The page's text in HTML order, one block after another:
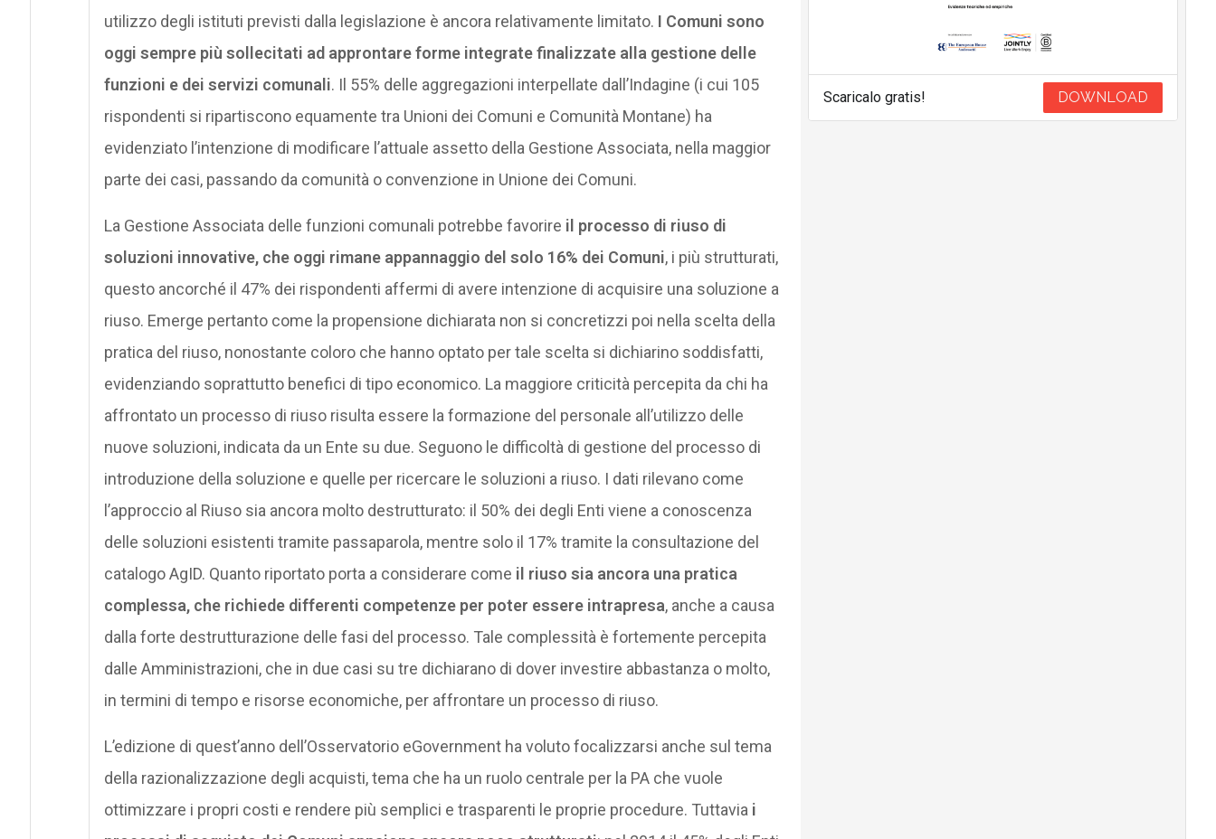
utilizzo degli istituti previsti dalla legislazione è ancora relativamente limitato. I Comuni sono
oggi sempre più sollecitati ad approntare forme integrate finalizzate alla gestione delle
funzioni e dei servizi comunali. Il 55% delle aggregazioni interpellate dall’Indagine (i cui 105
rispondenti si ripartiscono equamente tra Unioni dei Comuni e Comunità Montane) ha
evidenziato l’intenzione di modificare l’attuale assetto della Gestione Associata, nella maggior
parte dei casi, passando da comunità o convenzione in Unione dei Comuni.
La Gestione Associata delle funzioni comunali potrebbe favorire il processo di riuso di
soluzioni innovative, che oggi rimane appannaggio del solo 16% dei Comuni, i più strutturati,
questo ancorché il 47% dei rispondenti affermi di avere intenzione di acquisire una soluzione a
riuso. Emerge pertanto come la propensione dichiarata non si concretizzi poi nella scelta della
pratica del riuso, nonostante coloro che hanno optato per tale scelta si dichiarino soddisfatti,
evidenziando soprattutto benefici di tipo economico. La maggiore criticità percepita da chi ha
affrontato un processo di riuso risulta essere la formazione del personale all’utilizzo delle
nuove soluzioni, indicata da un Ente su due. Seguono le difficoltà di gestione del processo di
introduzione della soluzione e quelle per ricercare le soluzioni a riuso. I dati rilevano come
l’approccio al Riuso sia ancora molto destrutturato: il 50% dei degli Enti viene a conoscenza
delle soluzioni esistenti tramite passaparola, mentre solo il 17% tramite la consultazione del
catalogo AgID. Quanto riportato porta a considerare come il riuso sia ancora una pratica
complessa, che richiede differenti competenze per poter essere intrapresa, anche a causa
dalla forte destrutturazione delle fasi del processo. Tale complessità è fortemente percepita
dalle Amministrazioni, che in due casi su tre dichiarano di dover investire abbastanza o molto,
in termini di tempo e risorse economiche, per affrontare un processo di riuso.
L’edizione di quest’anno dell’Osservatorio eGovernment ha voluto focalizzarsi anche sul tema
della razionalizzazione degli acquisti, tema che ha un ruolo centrale per la PA che vuole
ottimizzare i propri costi e rendere più semplici e trasparenti le proprie procedure. Tuttavia i
Scaricalo gratis! DOWNLOAD